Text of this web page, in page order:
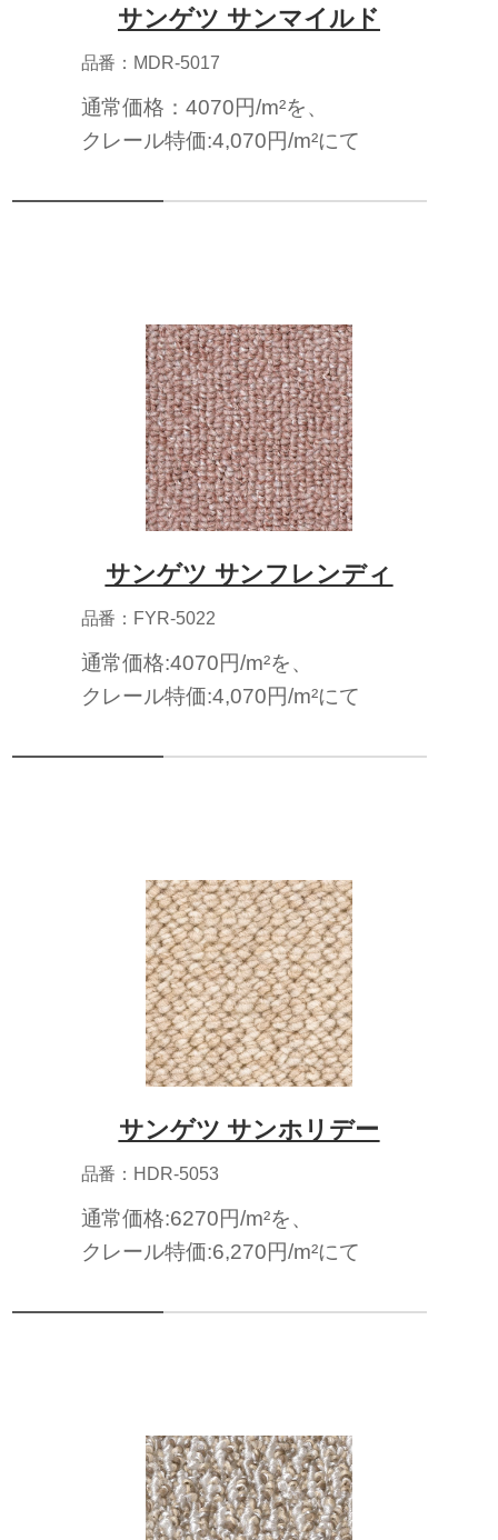
サンゲツ サンマイルド
品番：MDR-5017
通常価格：4070円/m²を、
クレール特価:4,070円/m²にて
サンゲツ サンフレンディ
品番：FYR-5022
通常価格:4070円/m²を、
クレール特価:4,070円/m²にて
サンゲツ サンホリデー
品番：HDR-5053
通常価格:6270円/m²を、
クレール特価:6,270円/m²にて